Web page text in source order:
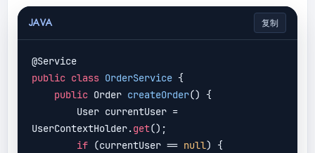
            UserContextHolder.set(user);
//
设置上下文
response);
        }
finally {
            UserContextHolder.remove();
键：必须清理！
        }
JAVA 复制
public class OrderService {
public Order createOrder() {
UserContextHolder.get();
if (currentUser == null) {